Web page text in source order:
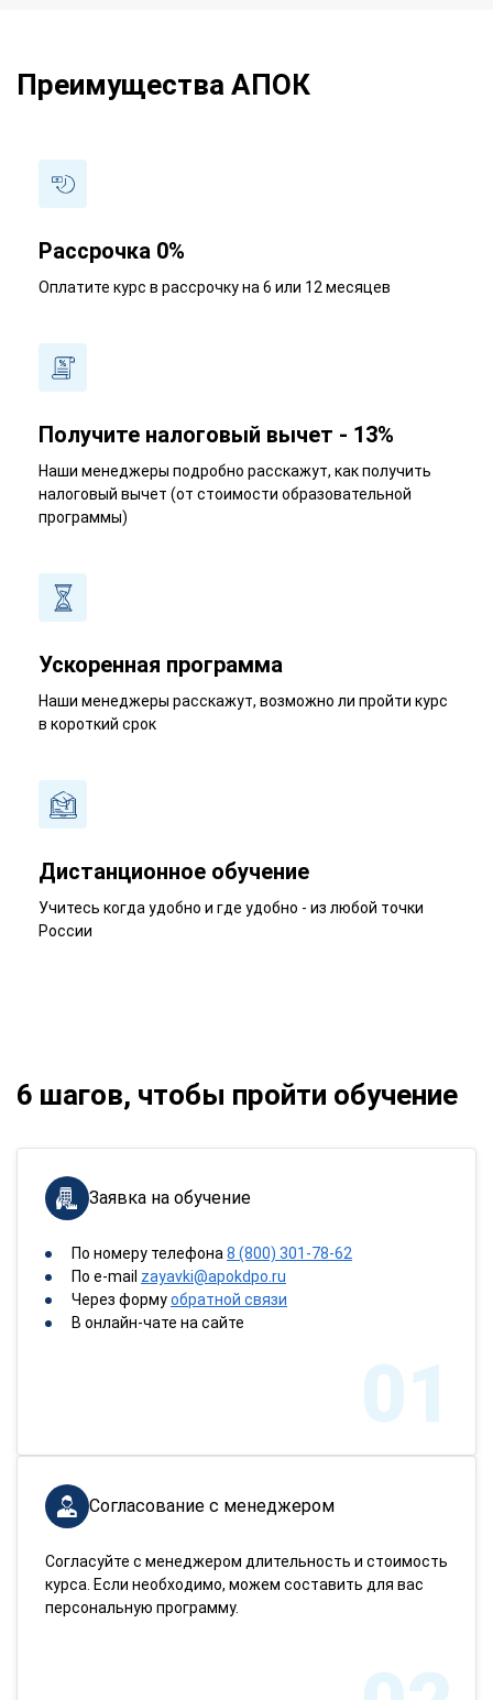
Преимущества АПОК
Рассрочка 0%
Оплатите курс в рассрочку на 6 или 12 месяцев
Получите налоговый вычет - 13%
Наши менеджеры подробно расскажут, как получить
налоговый вычет (от стоимости образовательной
программы)
Ускоренная программа
Наши менеджеры расскажут, возможно ли пройти курс
в короткий срок
Дистанционное обучение
Учитесь когда удобно и где удобно - из любой точки
России
6 шагов, чтобы пройти обучение
Заявка на обучение
По номеру телефона8 (800) 301-78-62
По e-mail zayavki@apokdpo.ru
Через формуобратной связи
В онлайн-чате на сайте
01
Согласование с менеджером
Согласуйте с менеджером длительность и стоимость
курса. Если необходимо, можем составить для вас
персональную программу.